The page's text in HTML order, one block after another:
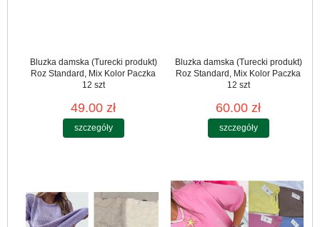
Bluzka damska (Turecki produkt)
Roz Standard, Mix Kolor Paczka
12 szt
49.00 zł
szczegóły
Bluzka damska (Turecki produkt)
Roz Standard, Mix Kolor Paczka
12 szt
60.00 zł
szczegóły